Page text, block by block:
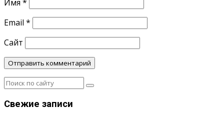
Имя *
Email *
Сайт
Свежие записи